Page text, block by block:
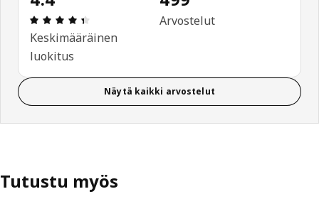
: 4.4 / 5 tähteä. Arvostelut yhteensä: 499
Keskimääräinen
luokitus
Arvostelut
Näytä kaikki arvostelut
Tutustu myös